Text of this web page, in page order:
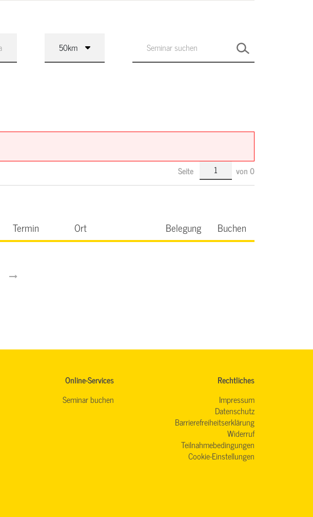
Seite von0
Termin Ort Belegung Buchen
Online-Services
Seminar buchen
Rechtliches
Impressum
Datenschutz
Barrierefreiheitserklärung
Widerruf
Teilnahmebedingungen
Cookie-Einstellungen